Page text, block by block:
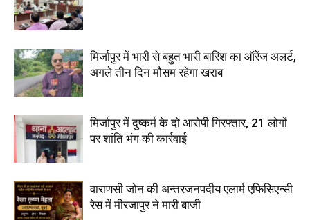
मिर्जापुर में भारी से बहुत भारी बारिश का ऑरेंज अलर्ट,
अगले तीन दिन मौसम रहेगा खराब
मिर्जापुर में दुष्कर्म के दो आरोपी गिरफ्तार, 21 लोगों
पर शांति भंग की कार्रवाई
वाराणसी जोन की अन्तरजनपदीय एलार्म एफिसिएन्सी
रेस में मीरजापुर ने मारी बाजी